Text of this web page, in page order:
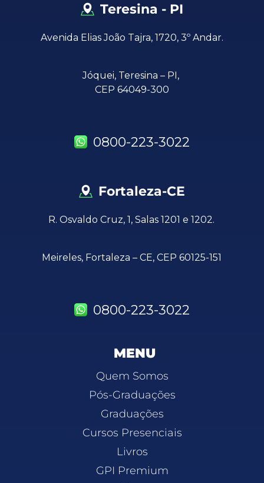
Teresina - PI
Avenida Elias João Tajra, 1720, 3º Andar.
Jóquei, Teresina – PI,
CEP 64049-300
0800-223-3022
Fortaleza-CE
R. Osvaldo Cruz, 1, Salas 1201 e 1202.
Meireles, Fortaleza – CE, CEP 60125-151
0800-223-3022
MENU
Quem Somos
Pós-Graduações
Graduações
Cursos Presenciais
Livros
GPI Premium